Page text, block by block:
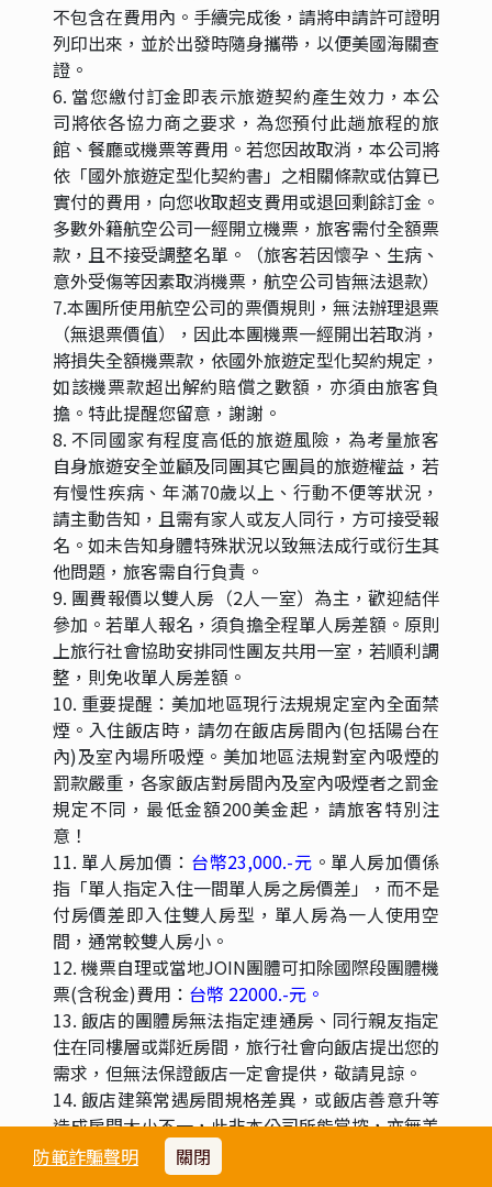
防範詐騙聲明 關閉
不包含在費用內。手續完成後，請將申請許可證明
列印出來，並於出發時隨身攜帶，以便美國海關查
證。
6. 當您繳付訂金即表示旅遊契約產生效力，本公
司將依各協力商之要求，為您預付此趟旅程的旅
館、餐廳或機票等費用。若您因故取消，本公司將
依「國外旅遊定型化契約書」之相關條款或估算已
實付的費用，向您收取超支費用或退回剩餘訂金。
多數外籍航空公司一經開立機票，旅客需付全額票
款，且不接受調整名單。（旅客若因懷孕、生病、
意外受傷等因素取消機票，航空公司皆無法退款）
7.本團所使用航空公司的票價規則，無法辦理退票
（無退票價值），因此本團機票一經開出若取消，
將損失全額機票款，依國外旅遊定型化契約規定，
如該機票款超出解約賠償之數額，亦須由旅客負
擔。特此提醒您留意，謝謝。
8. 不同國家有程度高低的旅遊風險，為考量旅客
自身旅遊安全並顧及同團其它團員的旅遊權益，若
有慢性疾病、年滿70歲以上、行動不便等狀況，
請主動告知，且需有家人或友人同行，方可接受報
名。如未告知身體特殊狀況以致無法成行或衍生其
他問題，旅客需自行負責。
9. 團費報價以雙人房（2人一室）為主，歡迎結伴
參加。若單人報名，須負擔全程單人房差額。原則
上旅行社會協助安排同性團友共用一室，若順利調
整，則免收單人房差額。
10. 重要提醒：美加地區現行法規規定室內全面禁
煙。入住飯店時，請勿在飯店房間內(包括陽台在
內)及室內場所吸煙。美加地區法規對室內吸煙的
罰款嚴重，各家飯店對房間內及室內吸煙者之罰金
規定不同，最低金額200美金起，請旅客特別注
意！
11. 單人房加價： 台幣23,000.-元 。單人房加價係
指「單人指定入住一間單人房之房價差」，而不是
付房價差即入住雙人房型，單人房為一人使用空
間，通常較雙人房小。
12. 機票自理或當地JOIN團體可扣除國際段團體機
票(含稅金)費用： 台幣 22000.-元。
13. 飯店的團體房無法指定連通房、同行親友指定
住在同樓層或鄰近房間，旅行社會向飯店提出您的
需求，但無法保證飯店一定會提供，敬請見諒。
14. 飯店建築常遇房間規格差異，或飯店善意升等
造成房間大小不一，此非本公司所能掌控，亦無差
別待遇，敬請旅客諒察。
15. 本行程全程使用『團體』經濟艙機票，不適用